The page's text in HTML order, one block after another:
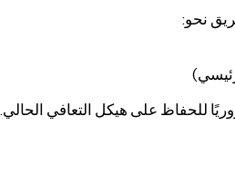
نحو:
للحفاظ على هيكل التعافي الحالي.